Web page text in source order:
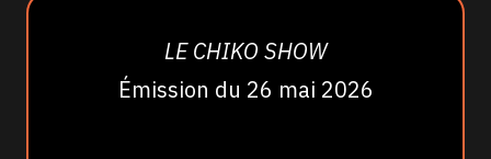
LE CHIKO SHOW
Émission du 26 mai 2026